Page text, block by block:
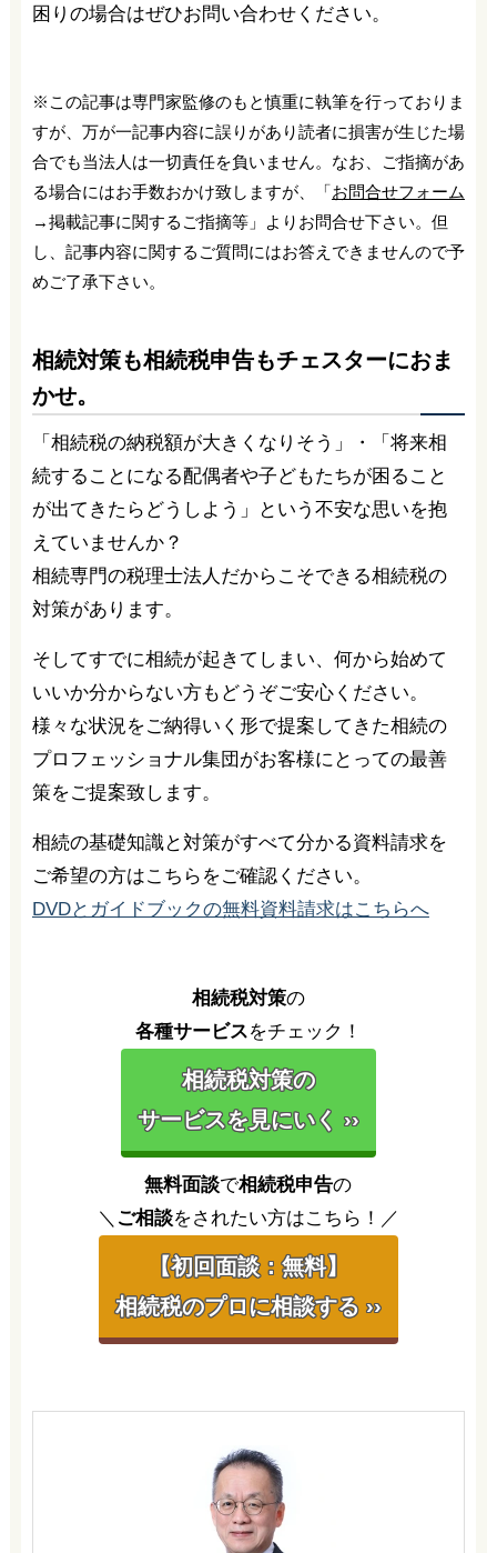
困りの場合はぜひお問い合わせください。
※この記事は専門家監修のもと慎重に執筆を行っておりま
すが、万が一記事内容に誤りがあり読者に損害が生じた場
合でも当法人は一切責任を負いません。なお、ご指摘があ
る場合にはお手数おかけ致しますが、「お問合せフォーム
→掲載記事に関するご指摘等」よりお問合せ下さい。但
し、記事内容に関するご質問にはお答えできませんので予
めご了承下さい。
相続対策も相続税申告もチェスターにおま
かせ。
「相続税の納税額が大きくなりそう」・「将来相
続することになる配偶者や子どもたちが困ること
が出てきたらどうしよう」という不安な思いを抱
えていませんか？
相続専門の税理士法人だからこそできる相続税の
対策があります。
そしてすでに相続が起きてしまい、何から始めて
いいか分からない方もどうぞご安心ください。
様々な状況をご納得いく形で提案してきた相続の
プロフェッショナル集団がお客様にとっての最善
策をご提案致します。
相続の基礎知識と対策がすべて分かる資料請求を
ご希望の方はこちらをご確認ください。
DVDとガイドブックの無料資料請求はこちらへ
相続税対策の
各種サービスをチェック！
相続税対策の
サービスを見にいく ››
無料面談で相続税申告の
＼ ご相談をされたい方はこちら！／
【初回面談：無料】
相続税のプロに相談する ››